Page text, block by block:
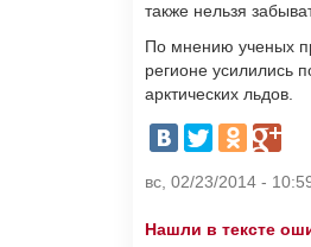
также нельзя
По мнению ученых
регионе усилились
арктических льдов.
вс, 02/23/2014 -
Нашли в тексте